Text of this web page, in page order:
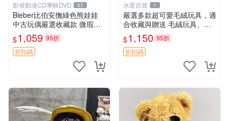
影視動漫CD專輯DVD 57
Bieber比伯安撫綠色熊娃娃
中古玩偶嚴選收藏款 微瑕輕
度使用 Bieber綠熊娃娃 中古
玩偶 微瑕
$1,059 95折
折扣碼
水星百貨 1
嚴選多款超可愛毛絨玩具，適
合收藏與贈送 毛絨玩具、抱
枕、公仔
$1,150 95折
折扣碼